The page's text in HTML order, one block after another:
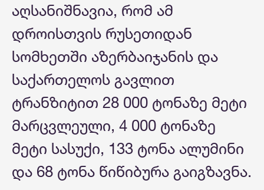
აღსანიშნავია, რომ ამ
დროისთვის რუსეთიდან
სომხეთში აზერბაიჯანის და
საქართელოს გავლით
ტრანზიტით 28 000 ტონაზე მეტი
მარცვლეული, 4 000 ტონაზე
მეტი სასუქი, 133 ტონა ალუმინი
და 68 ტონა წიწიბურა გაიგზავნა.